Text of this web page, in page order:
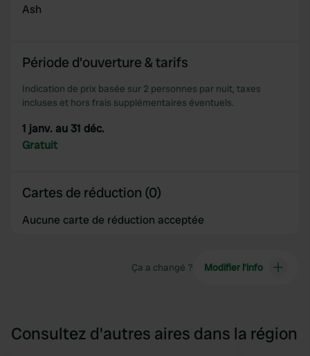
Ash
Période d'ouverture & tarifs
Indication de prix basée sur 2 personnes par nuit, taxes
incluses et hors frais supplémentaires éventuels.
1 janv. au 31 déc.
Gratuit
Cartes de réduction (0)
Aucune carte de réduction acceptée
Ça a changé ? Modifier l’info
Consultez d'autres aires dans la région